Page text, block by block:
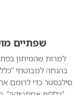
שפתיים
למרות שהמיתון
בהנחה למבוטחי
סילבסטר כדי לרומם